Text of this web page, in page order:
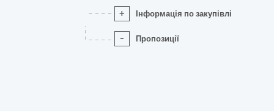
+ Інформація по закупівлі
- Пропозиції